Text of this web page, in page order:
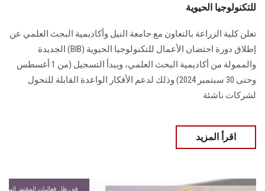
للتكنولوجيا الحيوية
تعلن كلية الزراعة بالتعاون مع جامعة النيل وأكاديمية البحث العلمي عن
إطلاق دورة احتضان ‏الأعمال للتكنولوجيا الحيوية‎ (BIB) ‎الجديدة
والممولة من أكاديمية البحث العلمي، ‏ويبدأ التسجيل (من 1 أغسطس
وحتى 30 سبتمبر 2024) وذلك لدعم الأفكار الواعدة القابلة للتحول
لشركات ناشئة ‏
اقرأ المزيد